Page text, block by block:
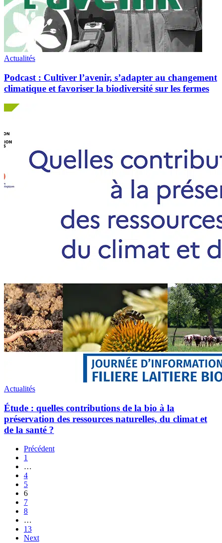
Actualités
Podcast : Cultiver l’avenir, s’adapter au changement
climatique et favoriser la biodiversité sur les fermes
Étude
contributions
de
la
préservation
Actualités
Étude : quelles contributions de la bio à la
préservation des ressources naturelles, du climat et
de la santé ?
Précédent
1
…
4
5
6
7
8
…
13
Next